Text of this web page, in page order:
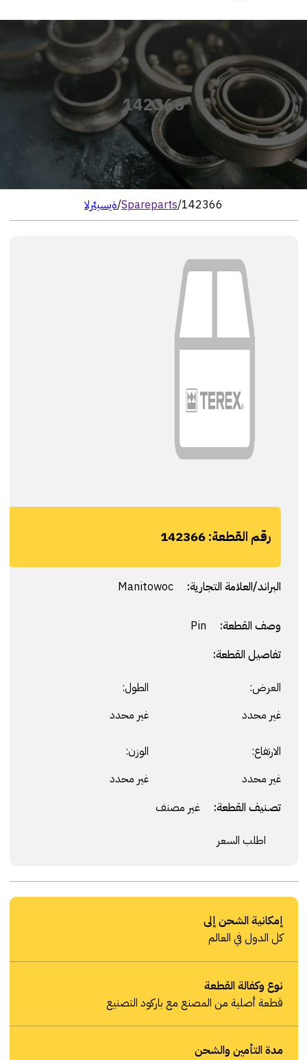
142366
الرئيسية/Spareparts/142366
رقم القطعة:142366
البراند/العلامة التجارية: Manitowoc
وصف القطعة:
تفاصيل القطعة:
العرض:
غير محدد
الطول:
غير محدد
الارتفاع:
غير محدد
الوزن:
غير محدد
تصنيف القطعة: غير مصنف
اطلب السعر
إمكانية الشحن إلى
كل الدول في العالم
نوع وكفالة القطعة
قطعة أصلية من المصنع مع باركود التصنيع
مدة التأمين والشحن